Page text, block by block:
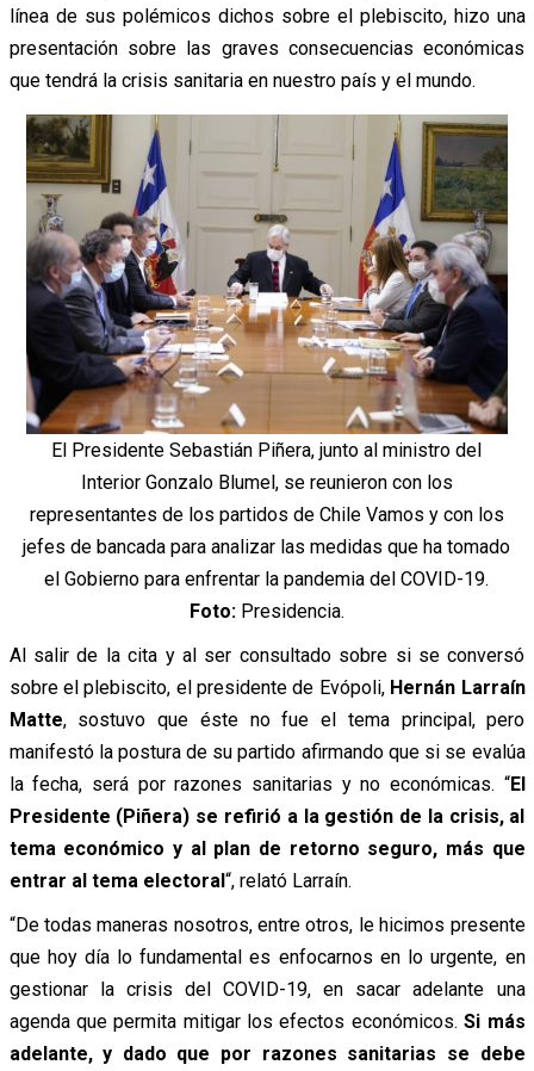
línea de sus polémicos dichos sobre el plebiscito, hizo una
presentación sobre las graves consecuencias económicas
que tendrá la crisis sanitaria en nuestro país y el mundo.
El Presidente Sebastián Piñera, junto al ministro del
Interior Gonzalo Blumel, se reunieron con los
representantes de los partidos de Chile Vamos y con los
jefes de bancada para analizar las medidas que ha tomado
el Gobierno para enfrentar la pandemia del COVID-19.
Foto:Presidencia.
Al salir de la cita y al ser consultado sobre si se conversó
sobre el plebiscito, el presidente de Evópoli, Hernán Larraín
Matte, sostuvo que éste no fue el tema principal, pero
manifestó la postura de su partido afirmando que si se evalúa
la fecha, será por razones sanitarias y no económicas. “El
Presidente (Piñera) se refirió a la gestión de la crisis, al
tema económico y al plan de retorno seguro, más que
entrar al tema electoral“, relató Larraín.
“De todas maneras nosotros, entre otros, le hicimos presente
que hoy día lo fundamental es enfocarnos en lo urgente, en
gestionar la crisis del COVID-19, en sacar adelante una
agenda que permita mitigar los efectos económicos.Si más
adelante, y dado que por razones sanitarias se debe